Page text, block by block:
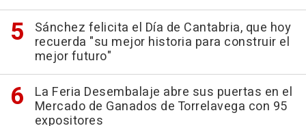
Sánchez felicita el Día de Cantabria, que hoy
recuerda "su mejor historia para construir el
mejor futuro"
La Feria Desembalaje abre sus puertas en el
Mercado de Ganados de Torrelavega con 95
expositores